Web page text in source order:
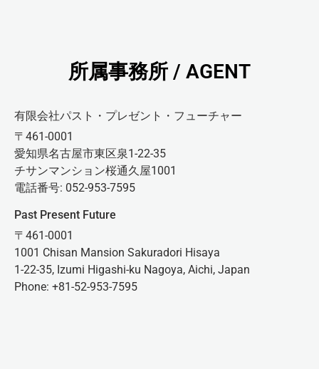
所属事務所 / AGENT
有限会社パスト・プレゼント・フューチャー
〒461-0001
愛知県名古屋市東区泉1-22-35
チサンマンション桜通久屋1001
電話番号: 052-953-7595
Past Present Future
〒461-0001
1001 Chisan Mansion Sakuradori Hisaya
1-22-35, Izumi Higashi-ku Nagoya, Aichi, Japan
Phone: +81-52-953-7595